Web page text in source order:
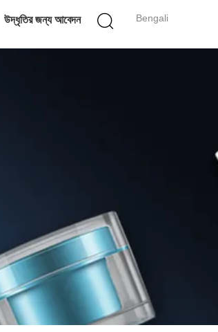
Bengali
উদ্ধৃতির জন্য আবেদন